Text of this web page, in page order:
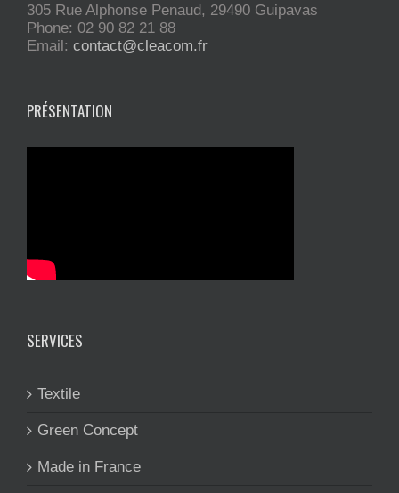
305 Rue Alphonse Penaud, 29490 Guipavas
Phone: 02 90 82 21 88
Email: contact@cleacom.fr
PRÉSENTATION
SERVICES
Textile
Green Concept
Made in France